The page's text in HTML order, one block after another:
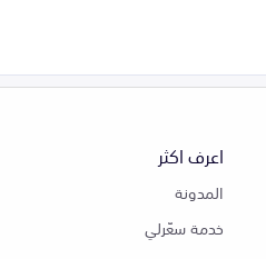
اعرف اكثر
المدونة
خدمة سعّرلي